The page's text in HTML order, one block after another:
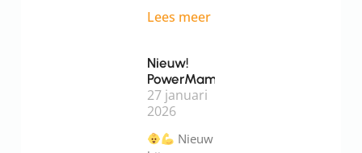
Lees meer
Nieuw!
PowerMama
27 januari
2026
Nieuw